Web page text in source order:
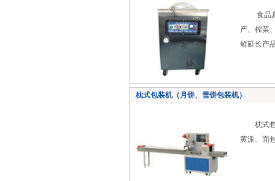
食品真
产、榨菜
鲜延长产
枕式包装机（月饼、雪饼包装机）
枕式包
黄派、面